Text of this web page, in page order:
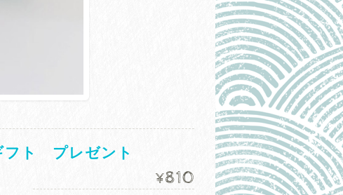
ト プレゼント
¥810